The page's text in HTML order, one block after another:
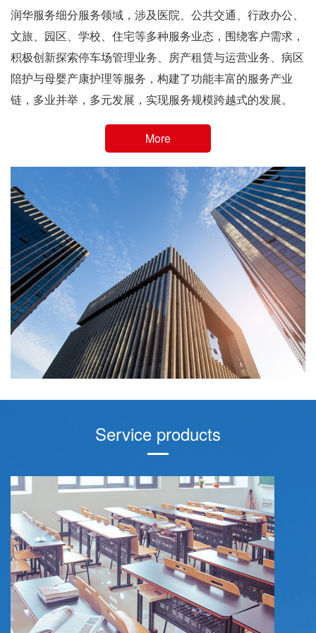
润华服务细分服务领域，涉及医院、公共交通、行政办公、
文旅、园区、学校、住宅等多种服务业态，围绕客户需求，
积极创新探索停车场管理业务、房产租赁与运营业务、病区
陪护与母婴产康护理等服务，构建了功能丰富的服务产业
链，多业并举，多元发展，实现服务规模跨越式的发展。
More
Service products